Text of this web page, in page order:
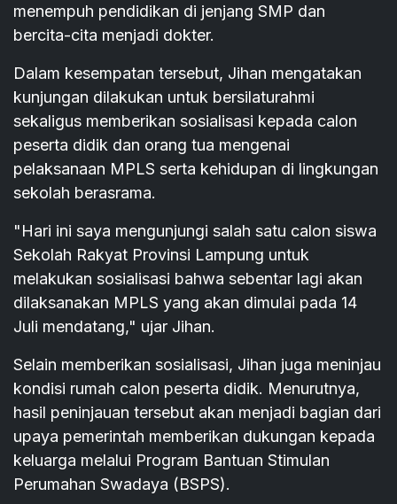
menempuh pendidikan di jenjang SMP dan
bercita-cita menjadi dokter.
Dalam kesempatan tersebut, Jihan mengatakan
kunjungan dilakukan untuk bersilaturahmi
sekaligus memberikan sosialisasi kepada calon
peserta didik dan orang tua mengenai
pelaksanaan MPLS serta kehidupan di lingkungan
sekolah berasrama.
"Hari ini saya mengunjungi salah satu calon siswa
Sekolah Rakyat Provinsi Lampung untuk
melakukan sosialisasi bahwa sebentar lagi akan
dilaksanakan MPLS yang akan dimulai pada 14
Juli mendatang," ujar Jihan.
Selain memberikan sosialisasi, Jihan juga meninjau
kondisi rumah calon peserta didik. Menurutnya,
hasil peninjauan tersebut akan menjadi bagian dari
upaya pemerintah memberikan dukungan kepada
keluarga melalui Program Bantuan Stimulan
Perumahan Swadaya (BSPS).